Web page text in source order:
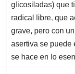
glicosiladas) que
radical libre, que
grave, pero con
asertiva se puede
se hace en lo